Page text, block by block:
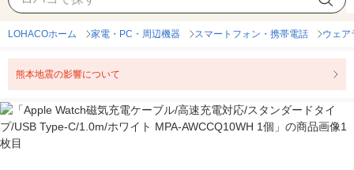
LOHACOホーム 家電・PC・周辺機器 スマートフォン・携帯電話 ウェア
熊本地震の影響について